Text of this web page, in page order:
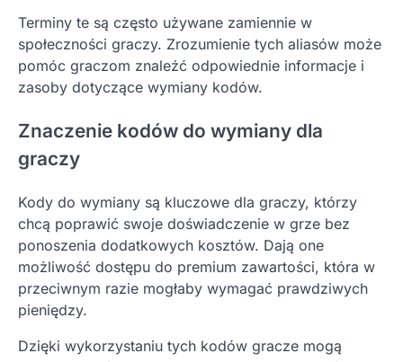
Terminy te są często używane zamiennie w
społeczności graczy. Zrozumienie tych aliasów może
pomóc graczom znaleźć odpowiednie informacje i
zasoby dotyczące wymiany kodów.
Znaczenie kodów do wymiany dla
graczy
Kody do wymiany są kluczowe dla graczy, którzy
chcą poprawić swoje doświadczenie w grze bez
ponoszenia dodatkowych kosztów. Dają one
możliwość dostępu do premium zawartości, która w
przeciwnym razie mogłaby wymagać prawdziwych
pieniędzy.
Dzięki wykorzystaniu tych kodów gracze mogą